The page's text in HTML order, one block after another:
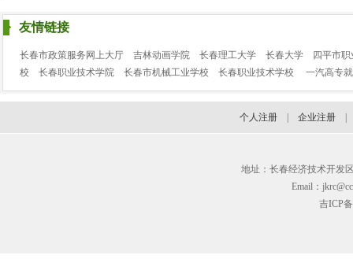
友情链接
长春市政策服务网上大厅 吉林动画学院 长春理工大学 长春大学
四平市
校
长春职业技术学院 长春市机械工业学校 长春职业技术学校 一汽高专
个人注册 企业注册
地址：长春经济技术开发
Email：
吉ICP